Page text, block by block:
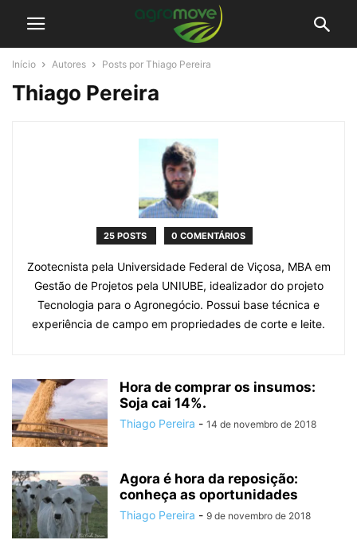
Início Autores Posts por Thiago Pereira
Thiago Pereira
25 POSTS 0 COMENTÁRIOS
Zootecnista pela Universidade Federal de Viçosa, MBA em
Gestão de Projetos pela UNIUBE, idealizador do projeto
Tecnologia para o Agronegócio. Possui base técnica e
experiência de campo em propriedades de corte e leite.
Hora de comprar os insumos:
Soja cai 14%.
Thiago Pereira - 14 de novembro de 2018
Agora é hora da reposição:
conheça as oportunidades
Thiago Pereira - 9 de novembro de 2018